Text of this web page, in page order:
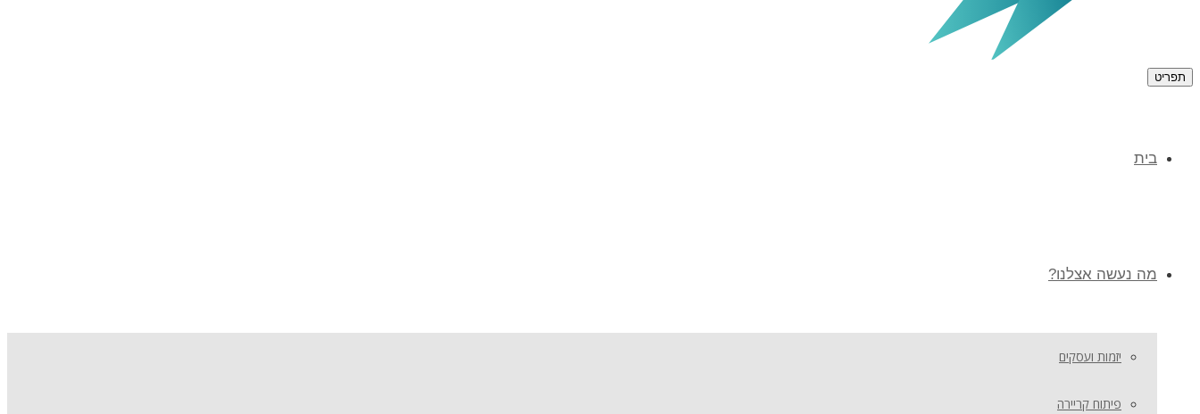
תפריט
בית
מה נעשה אצלנו?
יזמות ועסקים
פיתוח קריירה